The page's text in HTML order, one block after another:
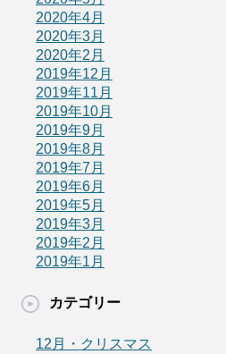
2020年4月
2020年3月
2020年2月
2019年12月
2019年11月
2019年10月
2019年9月
2019年8月
2019年7月
2019年6月
2019年5月
2019年3月
2019年2月
2019年1月
カテゴリー
12月・クリスマス